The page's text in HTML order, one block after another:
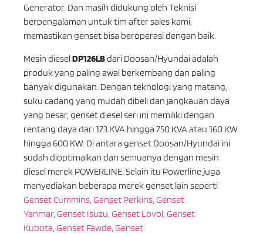
Generator. Dan masih didukung oleh Teknisi
berpengalaman untuk tim after sales kami,
memastikan genset bisa beroperasi dengan baik.
Mesin dieselDP126LBdari Doosan/Hyundai adalah
produk yang paling awal berkembang dan paling
banyak digunakan. Dengan teknologi yang matang,
suku cadang yang mudah dibeli dan jangkauan daya
yang besar, genset diesel seri ini memiliki dengan
rentang daya dari 173 KVA hingga 750 KVA atau 160 KW
hingga 600 KW. Di antara genset Doosan/Hyundai ini
sudah dioptimalkan dan semuanya dengan mesin
diesel merek POWERLINE. Selain itu Powerline juga
menyediakan beberapa merek genset lain seperti
Genset Cummins Genset Perkins Genset
Yanmar, Genset Isuzu Genset Lovol Genset
Kubota Genset Fawde Genset